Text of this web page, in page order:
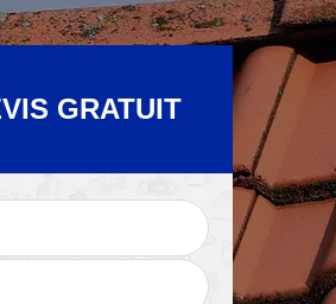
et
de
80
Réparation de
toiture 80
GRATUIT